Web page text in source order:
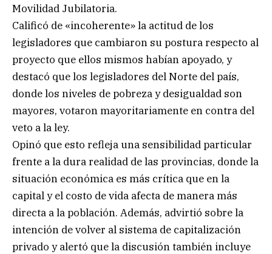
Movilidad Jubilatoria.
Calificó de «incoherente» la actitud de los
legisladores que cambiaron su postura respecto al
proyecto que ellos mismos habían apoyado, y
destacó que los legisladores del Norte del país,
donde los niveles de pobreza y desigualdad son
mayores, votaron mayoritariamente en contra del
veto a la ley.
Opinó que esto refleja una sensibilidad particular
frente a la dura realidad de las provincias, donde la
situación económica es más crítica que en la
capital y el costo de vida afecta de manera más
directa a la población. Además, advirtió sobre la
intención de volver al sistema de capitalización
privado y alertó que la discusión también incluye